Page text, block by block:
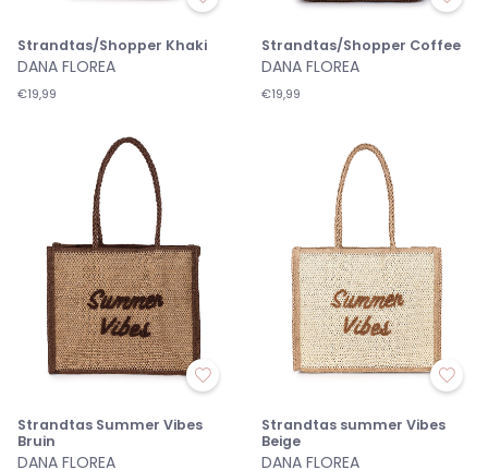
Strandtas/Shopper Khaki
DANA FLOREA
€19,99
Strandtas/Shopper Coffee
DANA FLOREA
€19,99
Strandtas Summer Vibes
Bruin
DANA FLOREA
Strandtas summer Vibes
Beige
DANA FLOREA